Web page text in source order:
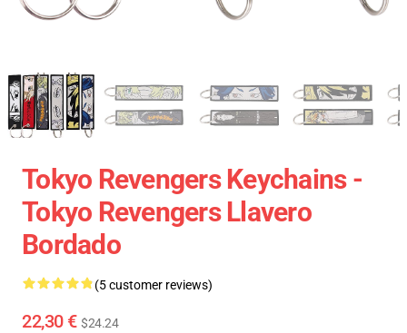
Tokyo Revengers Keychains -
Tokyo Revengers Llavero
Bordado
(5 customer reviews)
22,30 € $24.24